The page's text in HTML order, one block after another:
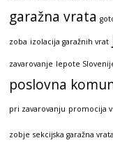
garažna vrata
zoba izolacija garažnih vrat
zavarovanje lepote
poslovna
pri zavarovanju promocija v
zobje sekcijska garažna vrata